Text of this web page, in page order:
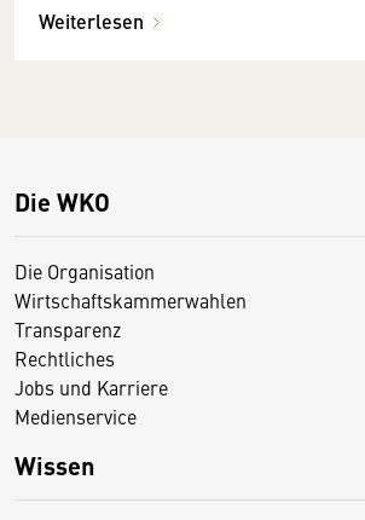
Weiterlesen
Die WKO
Die Organisation
Wirtschaftskammerwahlen
Transparenz
Rechtliches
Jobs und Karriere
Medienservice
Wissen